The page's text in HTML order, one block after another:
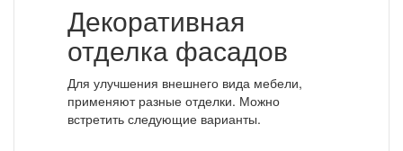
Декоративная
отделка фасадов
Для улучшения внешнего вида мебели,
применяют разные отделки. Можно
встретить следующие варианты.